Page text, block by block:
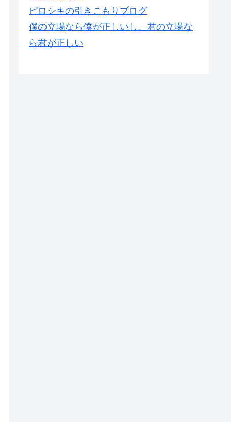
ピロシキの引きこもりブログ
僕の立場なら僕が正しいし、君の立場な
ら君が正しい